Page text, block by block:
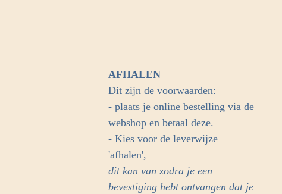
AFHALEN
Dit zijn de voorwaarden:
- plaats je online bestelling via de
webshop en betaal deze.
- Kies voor de leverwijze
'afhalen',
dit kan van zodra je een
bevestiging hebt ontvangen dat je